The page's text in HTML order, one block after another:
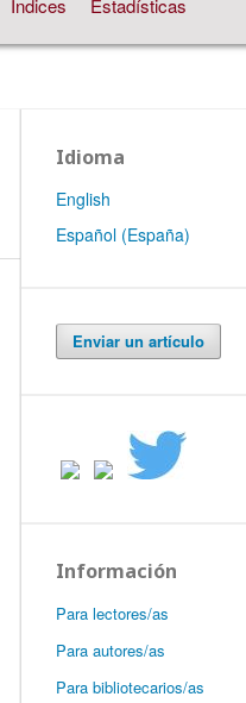
Índices Estadísticas
Idioma
English
Español (España)
Enviar un artículo
Información
Para lectores/as
Para autores/as
Para bibliotecarios/as